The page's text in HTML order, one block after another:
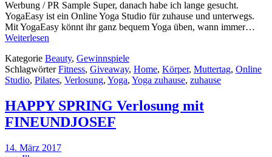
Werbung / PR Sample Super, danach habe ich lange gesucht.
YogaEasy ist ein Online Yoga Studio für zuhause und unterwegs.
Mit YogaEasy könnt ihr ganz bequem Yoga üben, wann immer…
Weiterlesen
Kategorie Beauty, Gewinnspiele
SchlagwörterFitness, Giveaway, Home, Körper, Muttertag, Online
Studio, Pilates, Verlosung, Yoga, Yoga zuhause, zuhause
HAPPY SPRING Verlosung mit
FINEUNDJOSEF
14. März 2017